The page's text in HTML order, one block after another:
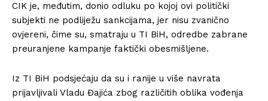
CIK je, međutim, donio odluku po kojoj ovi politički
subjekti ne podliježu sankcijama, jer nisu zvanično
ovjereni, čime su, smatraju u TI BiH, odredbe zabrane
preuranjene kampanje faktički obesmišljene.
Iz TI BiH podsjećaju da su i ranije u više navrata
prijavljivali Vladu Đajića zbog različitih oblika vođenja